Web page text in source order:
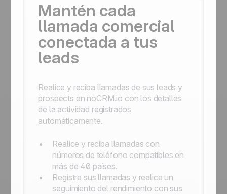
Mantén cada
llamada comercial
conectada a tus
leads
Realice y reciba llamadas de sus leads y
prospects en noCRM.io con los detalles
de la actividad registrados
automáticamente.
Realice y reciba llamadas con
números de teléfono compatibles en
más de 40 países.
Registre sus llamadas y realice un
seguimiento del rendimiento con sus